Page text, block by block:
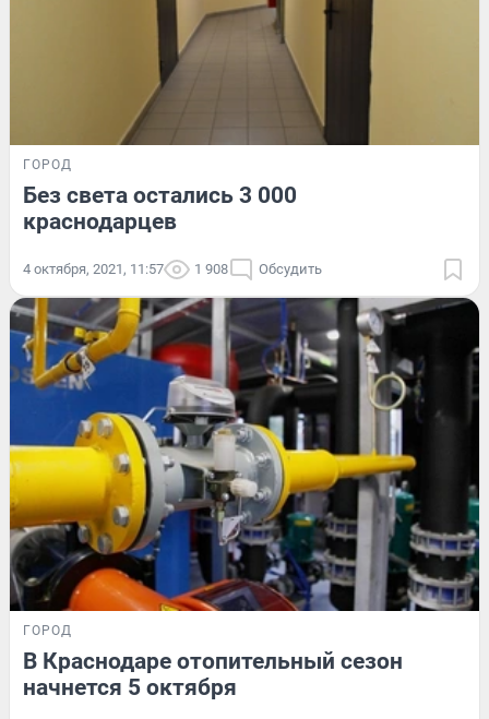
ГОРОД
Без света остались 3 000
краснодарцев
4 октября, 2021, 11:57 1 908 Обсудить
ГОРОД
В Краснодаре отопительный сезон
начнется 5 октября